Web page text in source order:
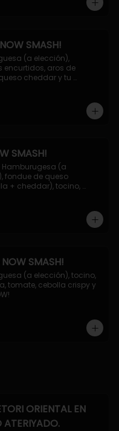
SMASH!
(a elección),
encurtidos, aros de
cheddar y tu
SMASH!
Hamburugesa (a
fondue de queso
+ cheddar), tocino,
SMASH!
(a elección), tocino,
tomate, cebolla crispy y
ORIENTAL EN
ATERIYADO.